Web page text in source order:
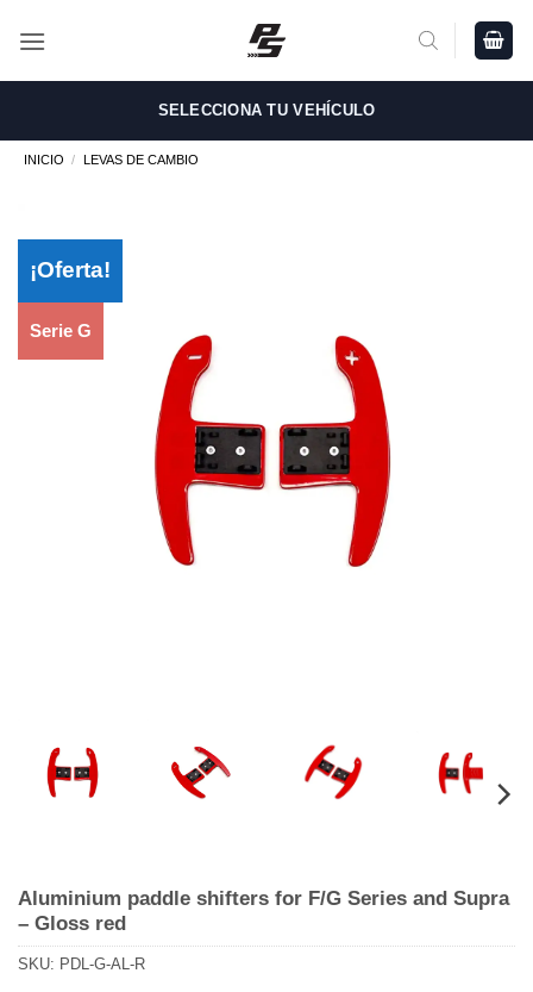
SELECCIONA TU VEHÍCULO
INICIO / LEVAS DE CAMBIO
¡Oferta!
Serie G
Aluminium paddle shifters for F/G Series and Supra
– Gloss red
SKU: PDL-G-AL-R